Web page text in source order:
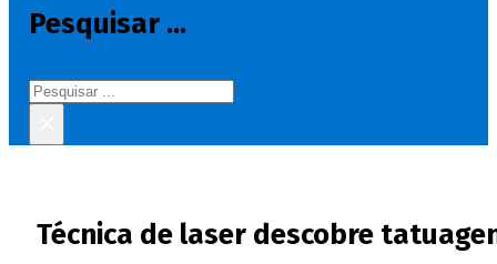
Pesquisar ...
Pesquisar
Técnica de laser descobre